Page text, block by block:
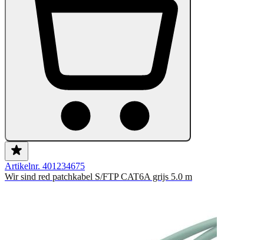
Artikelnr. 401234675
Wir sind red patchkabel S/FTP CAT6A grijs 5.0 m